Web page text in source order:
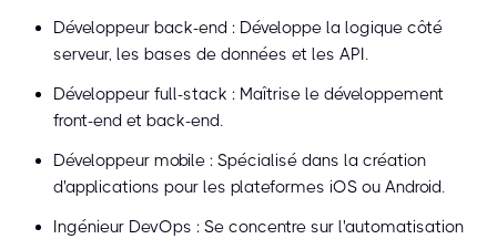
Développeur back-end : Développe la logique côté
serveur, les bases de données et les API.
Développeur full-stack : Maîtrise le développement
front-end et back-end.
Développeur mobile : Spécialisé dans la création
d'applications pour les plateformes iOS ou Android.
Ingénieur DevOps : Se concentre sur l'automatisation